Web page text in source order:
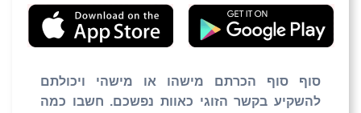
סוף סוף הכרתם מישהו או מישהי ויכולתם
להשקיע בקשר הזוגי כאוות נפשכם. חשבו כמה